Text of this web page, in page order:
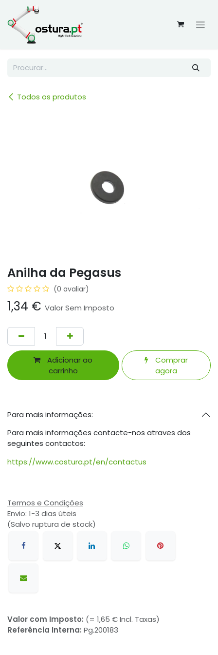
Skip to Content
Todos os produtos
Anilha da Pegasus
(0 avaliar)
1,34 € Valor Sem Imposto
Adicionar ao
carrinho
Comprar
agora
Para mais informações:
Para mais informações contacte-nos atraves dos
seguintes contactos:
https://www.costura.pt/en/contactus
Termos e Condições
Envio: 1-3 dias úteis
(Salvo ruptura de stock)
Valor com Imposto: (= 1,65 € Incl. Taxas)
Referência Interna: Pg.200183